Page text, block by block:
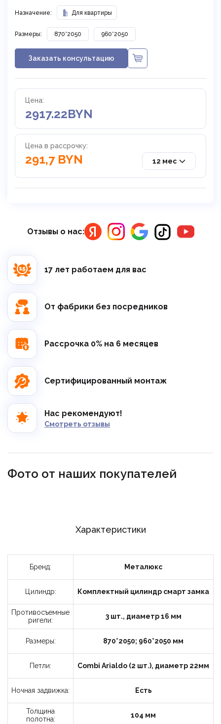
Назначение: Для квартиры
Размеры: 870*2050 960*2050
Заказать консультацию
Цена:
2917.22BYN
Цена в рассрочку:
291,7 BYN 12 мес
Отзывы о нас:
17 лет работаем для вас
От фабрики без посредников
Рассрочка 0% на 6 месяцев
Сертифицированный монтаж
Нас рекомендуют!
Смотреть отзывы
Фото от наших покупателей
Характеристики
Бренд: Металюкс
Цилиндр: Комплектный цилиндр смарт замка
Противосъемные
ригели:
3 шт., диаметр 16 мм
Размеры: 870*2050; 960*2050 мм
Петли: Combi Arialdo (2 шт.), диаметр 22мм
Ночная задвижка: Есть
Толщина
полотна:
104 мм